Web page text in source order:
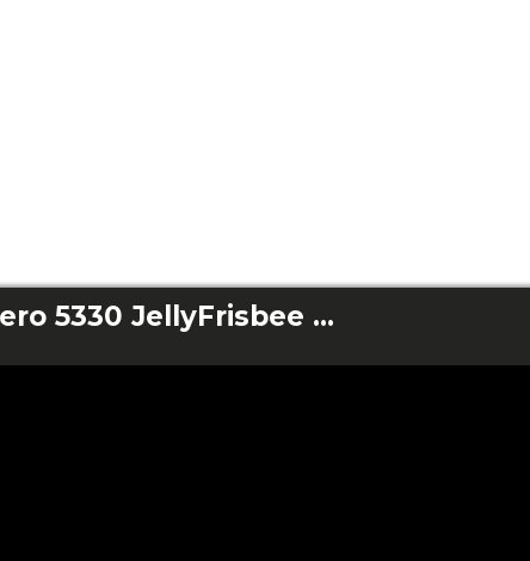
EnergySilence Aero 5330 JellyFrisbee white